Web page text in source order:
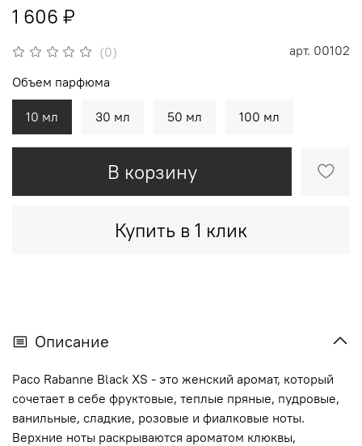
(0) арт. 00102
1 606 ₽
В корзину
Купить в 1 клик
Объем парфюма
10 мл 30 мл 50 мл 100 мл
Описание
Paco Rabanne Black XS - это женский аромат, который
сочетает в себе фруктовые, теплые пряные, пудровые,
ванильные, сладкие, розовые и фиалковые ноты.
Верхние ноты раскрываются ароматом клюквы,